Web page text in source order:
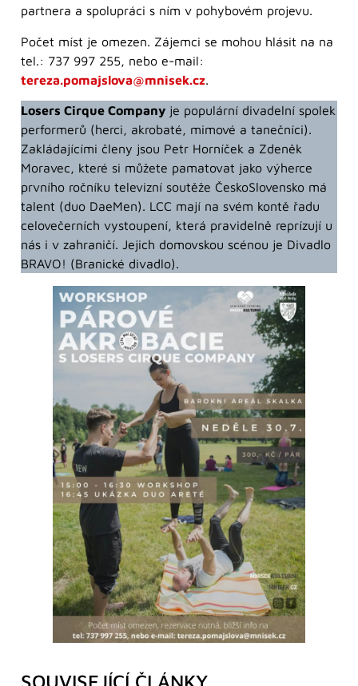
partnera a spolupráci s ním v pohybovém projevu.
Počet míst je omezen. Zájemci se mohou hlásit na na
tel.: 737 997 255, nebo e-mail:
tereza.pomajslova@mnisek.cz.
Losers Cirque Company je populární divadelní spolek
performerů (herci, akrobaté, mimové a tanečníci).
Zakládajícími členy jsou Petr Horníček a Zdeněk
Moravec, které si můžete pamatovat jako výherce
prvního ročníku televizní soutěže ČeskoSlovensko má
talent (duo DaeMen). LCC mají na svém kontě řadu
celovečerních vystoupení, která pravidelně reprízují u
nás i v zahraničí. Jejich domovskou scénou je Divadlo
BRAVO! (Branické divadlo).
SOUVISEJÍCÍ ČLÁNKY